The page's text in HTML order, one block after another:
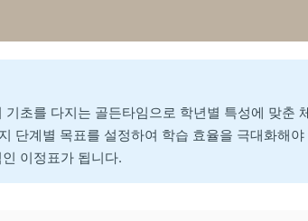
초를 다지는 골든타임으로 학년별 특성에 맞춘
단계별 목표를 설정하여 학습 효율을 극대화해
이정표가 됩니다.